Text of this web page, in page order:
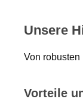
Unsere
Von
Vorteile